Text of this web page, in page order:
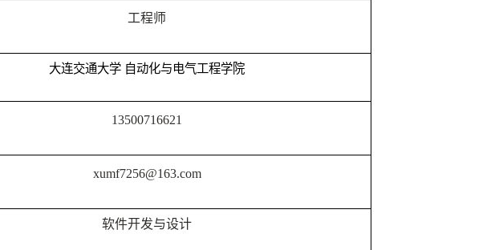
工程师
大连交通大学 自动化与电气工程学院
13500716621
xumf7256@163.com
软件开发与设计